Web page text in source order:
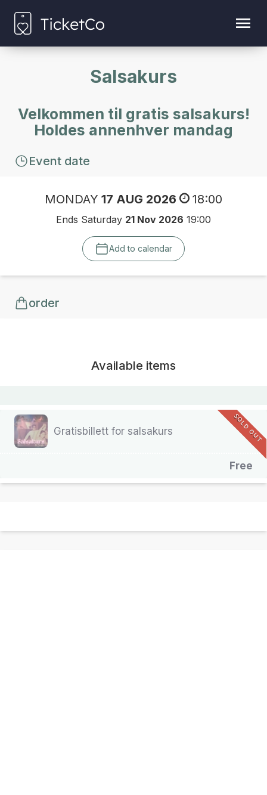
Salsakurs
Velkommen til gratis salsakurs!
Holdes annenhver mandag
Event date
MONDAY 17 AUG 2026 18:00
Ends Saturday 21 Nov 2026 19:00
Add to calendar
order
Available items
Gratisbillett for salsakurs
Free
SOLD OUT